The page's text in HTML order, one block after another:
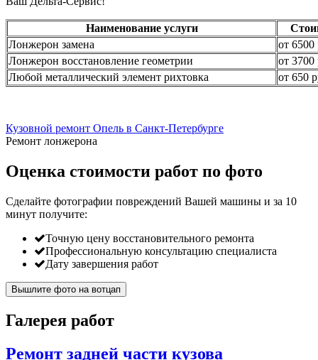
Наименование услуги
Лонжерон замена
от 6500
Лонжерон восстановление геометрии
от 3700
Любой металлический элемент рихтовка
от 650
Кузовной ремонт Опель в Санкт-Петербурге
Ремонт лонжерона
Оценка стоимости работ по фото
Сделайте фотографии повреждений Вашей машины и за 10
минут получите:
Точную цену восстановительного ремонта
Профессиональную консультацию специалиста
Дату завершения работ
Вышлите фото на вотцап
Галерея работ
Ремонт задней части кузова